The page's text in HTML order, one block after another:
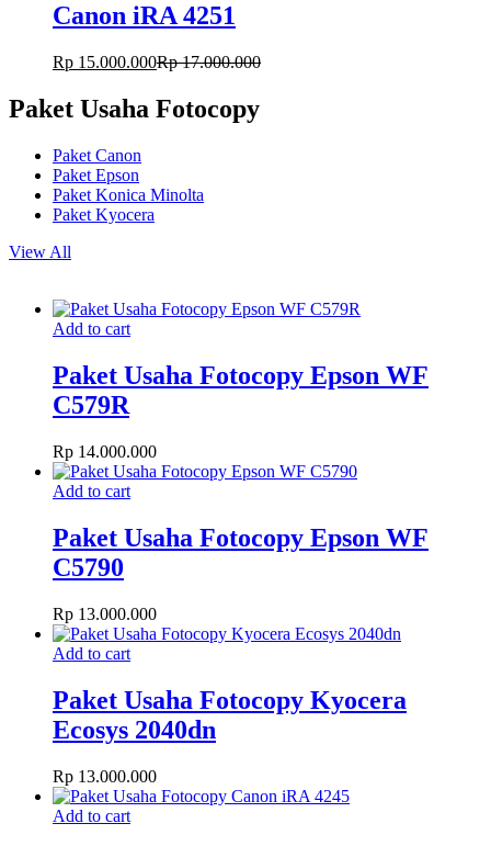
Canon iRA 4251
Rp 15.000.000Rp17.000.000
Paket Usaha Fotocopy
Paket Canon
Paket Epson
Paket Konica Minolta
Paket Kyocera
View All
Add to cart
Paket Usaha Fotocopy Epson WF
C579R
Rp 14.000.000
Add to cart
Paket Usaha Fotocopy Epson WF
C5790
Rp 13.000.000
Add to cart
Paket Usaha Fotocopy Kyocera
Ecosys 2040dn
Rp 13.000.000
Add to cart